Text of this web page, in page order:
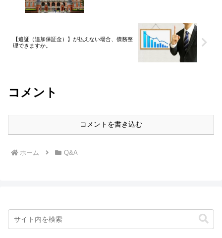
【追証（追加保証金）】が払えない場合、債務整
理できますか。
コメント
コメントを書き込む
ホーム Q&A